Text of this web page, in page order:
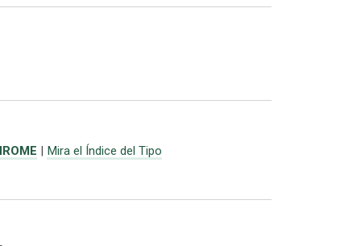
| Mira el Índice del Tipo